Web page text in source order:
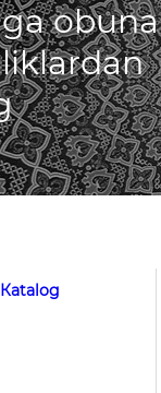
obuna
Кatalog